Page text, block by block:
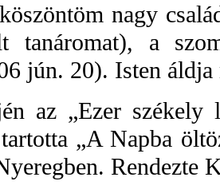
nagy
tanáromat), a
jún. 20). Isten
az „Ezer székely
„A Napba
Rendezte